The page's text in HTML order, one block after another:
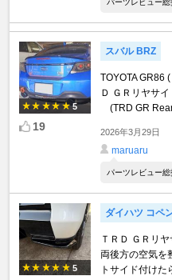
パーツレビュー
5
19
スバル BRZ
TOYOTA GR86
Ｄ ＧＲリヤサ
(TRD GR
2026年3月29日
maruaru
パーツレビュー
5
ダイハツ コペ
ＴＲＤ ＧＲリ
両後方の空気を
トサイド付けた